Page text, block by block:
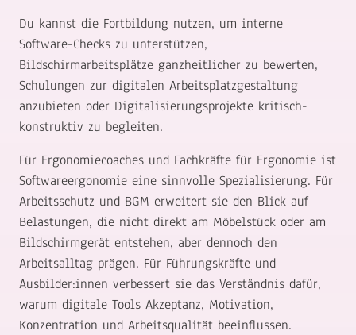
Du kannst die Fortbildung nutzen, um interne
Software-Checks zu unterstützen,
Bildschirmarbeitsplätze ganzheitlicher zu bewerten,
Schulungen zur digitalen Arbeitsplatzgestaltung
anzubieten oder Digitalisierungsprojekte kritisch-
konstruktiv zu begleiten.
Für Ergonomiecoaches und Fachkräfte für Ergonomie ist
Softwareergonomie eine sinnvolle Spezialisierung. Für
Arbeitsschutz und BGM erweitert sie den Blick auf
Belastungen, die nicht direkt am Möbelstück oder am
Bildschirmgerät entstehen, aber dennoch den
Arbeitsalltag prägen. Für Führungskräfte und
Ausbilder:innen verbessert sie das Verständnis dafür,
warum digitale Tools Akzeptanz, Motivation,
Konzentration und Arbeitsqualität beeinflussen.